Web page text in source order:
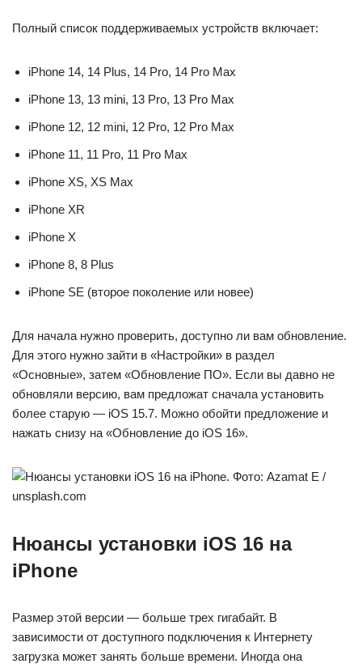
Полный список поддерживаемых устройств включает:
iPhone 14, 14 Plus, 14 Pro, 14 Pro Max
iPhone 13, 13 mini, 13 Pro, 13 Pro Max
iPhone 12, 12 mini, 12 Pro, 12 Pro Max
iPhone 11, 11 Pro, 11 Pro Max
iPhone XS, XS Max
iPhone XR
iPhone X
iPhone 8, 8 Plus
iPhone SE (второе поколение или новее)
Для начала нужно проверить, доступно ли вам обновление.
Для этого нужно зайти в «Настройки» в раздел
«Основные», затем «Обновление ПО». Если вы давно не
обновляли версию, вам предложат сначала установить
более старую — iOS 15.7. Можно обойти предложение и
нажать снизу на «Обновление до iOS 16».
Нюансы установки iOS 16 на
iPhone
Размер этой версии — больше трех гигабайт. В
зависимости от доступного подключения к Интернету
загрузка может занять больше времени. Иногда она